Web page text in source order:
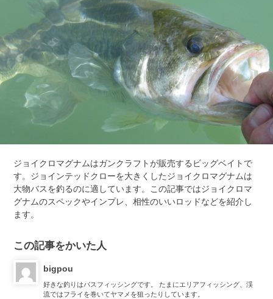
ジョイクロマグナムはガンクラフトが販売するビッグベイトで
す。ジョインテッドクローを大きくしたジョイクロマグナムは
大物バスを釣るのに適しています。この記事ではジョイクロマ
グナムのスペックやインプレ、相性のいいロッドなどを紹介し
ます。
この記事をかいた人
bigpou
好きな釣りはバスフィッシングです。 たまにエリアフィッシング、渓
流ではフライを巻いてヤマメを狙ったりしています。